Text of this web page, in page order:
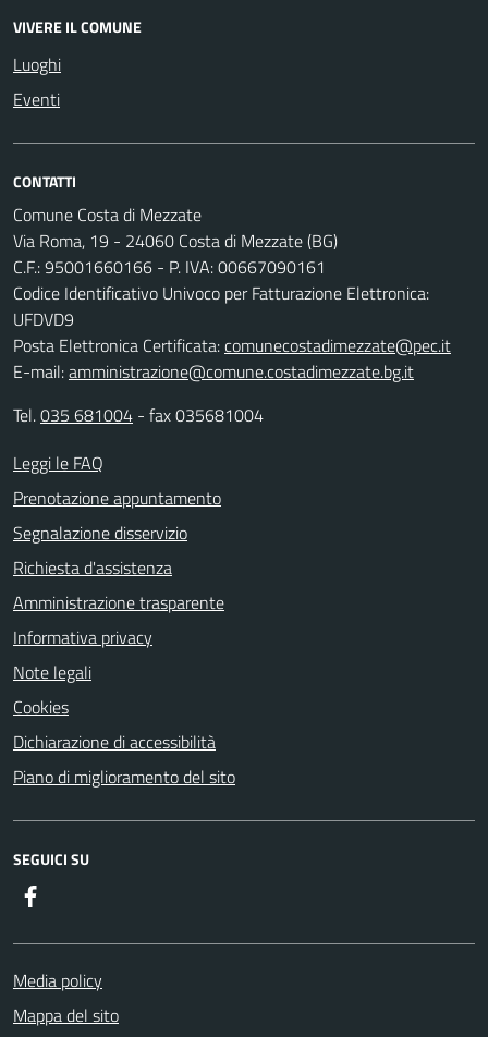
VIVERE IL COMUNE
Luoghi
Eventi
CONTATTI
Comune Costa di Mezzate
Via Roma, 19 - 24060 Costa di Mezzate (BG)
C.F.: 95001660166 - P. IVA: 00667090161
Codice Identificativo Univoco per Fatturazione Elettronica:
UFDVD9
Posta Elettronica Certificata:comunecostadimezzate@pec.it
E-mail:amministrazione@comune.costadimezzate.bg.it
Tel.035 681004 - fax 035681004
Leggi le FAQ
Prenotazione appuntamento
Segnalazione disservizio
Richiesta d'assistenza
Amministrazione trasparente
Informativa privacy
Note legali
Cookies
Dichiarazione di accessibilità
Piano di miglioramento del sito
SEGUICI SU
Media policy
Mappa del sito